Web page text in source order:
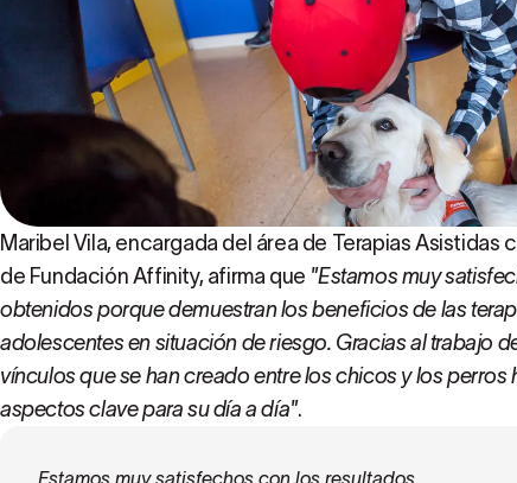
Maribel Vila, encargada del área de Terapias Asistidas
de Fundación Affinity, afirma que "Estamos muy
obtenidos porque demuestran los beneficios de las
adolescentes en situación de riesgo. Gracias al trabajo
vínculos que se han creado entre los chicos y los
aspectos clave para su día a día".
Estamos muy satisfechos con los resultados